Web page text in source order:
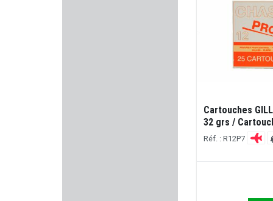
Cartouches
32 grs /
Réf. : R12P7